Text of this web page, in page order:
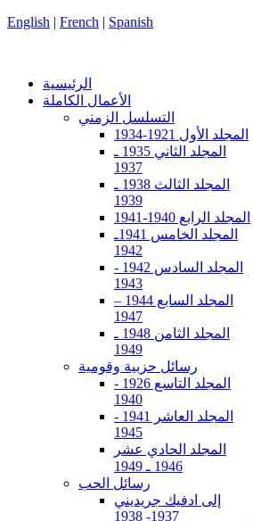
English | French | Spanish
الرئيسية
الأعمال الكاملة
التسلسل الزمني
المجلد الأول 1921-1934
المجلد الثاني 1935 ـ
1937
المجلد الثالث 1938 ـ
1939
المجلد الرابع 1940-1941
المجلد الخامس 1941ـ
1942
المجلد السادس 1942 -
1943
المجلد السابع 1944 –
1947
المجلد الثامن 1948 ـ
1949
رسائل حزبية وقومية
المجلد التاسع 1926 -
1940
المجلد العاشر 1941 -
1945
المجلد الحادي عشر
1946 ـ 1949
رسائل الحب
إلى ادفيك جريديني
1937- 1938